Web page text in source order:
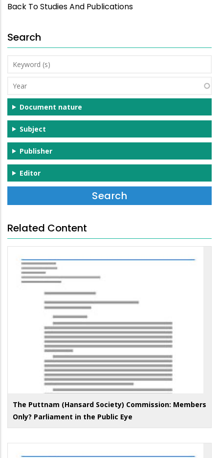
Back To Studies And Publications
Search
Keyword
(s)
Year
Document nature
Subject
Publisher
Editor
Related Content
The Puttnam (Hansard Society) Commission: Members
Only? Parliament in the Public Eye